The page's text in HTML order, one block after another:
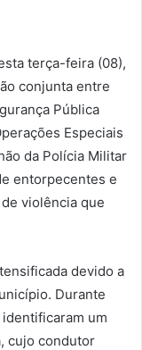
terça-feira (08),
conjunta entre
Pública
Especiais
da Polícia Militar
entorpecentes e
violência que
devido a
Durante
um
cujo condutor